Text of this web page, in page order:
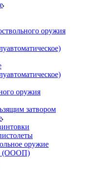
оружия
оружия
затвором
оружие
(ОООП)